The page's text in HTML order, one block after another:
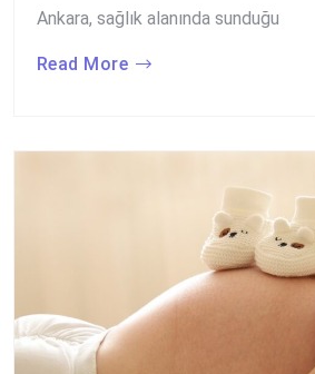
Ankara, sağlık alanında sunduğu
Read More